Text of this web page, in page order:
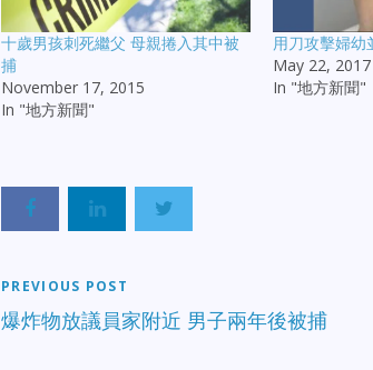
十歲男孩刺死繼父 母親捲入其中被
捕
November 17, 2015
In "地方新聞"
用刀攻擊婦
May 22, 2017
In "地方新聞"
PREVIOUS POST
爆炸物放議員家附近 男子兩年後被捕